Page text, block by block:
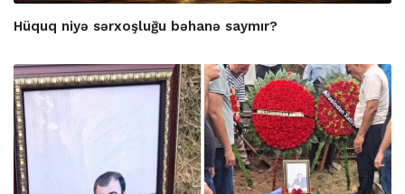
Hüquq niyə sərxoşluğu bəhanə saymır?